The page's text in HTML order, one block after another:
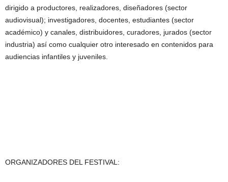
dirigido a productores, realizadores, diseñadores (sector
audiovisual); investigadores, docentes, estudiantes (sector
académico) y canales, distribuidores, curadores, jurados (sector
industria) así como cualquier otro interesado en contenidos para
audiencias infantiles y juveniles.
ORGANIZADORES DEL FESTIVAL: